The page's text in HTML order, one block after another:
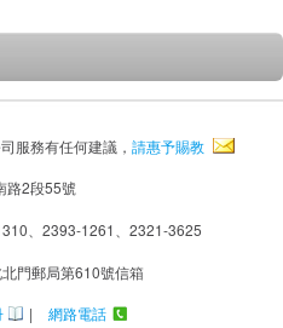
服務有任何建議， 請惠予賜教
路2段55號
、2393-1261、2321-3625
門郵局第610號信箱
| 網路電話